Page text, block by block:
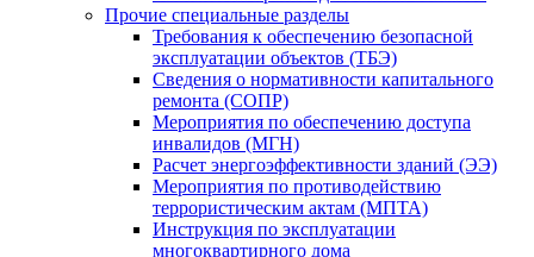
Прочие специальные разделы
Требования к обеспечению безопасной
эксплуатации объектов (ТБЭ)
Сведения о нормативности капитального
ремонта (СОПР)
Мероприятия по обеспечению доступа
инвалидов (МГН)
Расчет энергоэффективности зданий (ЭЭ)
Мероприятия по противодействию
террористическим актам (МПТА)
Инструкция по эксплуатации
многоквартирного дома